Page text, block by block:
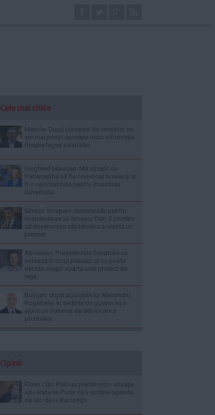
Cele mai citite
Manole: După plecarea din minister, nu
am mai primit aproape nicio informație
despre legea salarizării
Siegfried Mureșan: Mă aștept ca
Parlamentul să fie convocat în iulie și ar
fi o oportunitate pentru învestirea
Guvernului
Simion: Începem demersurile pentru
suspendarea lui Nicușor Dan; îl somăm
să desemneze săptămâna aceasta un
premier
Abrudean: Președintele Senatului nu
votează în locul plenului și nu poate
decide singur soarta unui proiect de
lege
Bolojan, după acuzațiile lui Alexandru
Rogobete: În ședința de guvern nu a
ajuns un material de deblocare a
posturilor
Opinii
Florin Cîţu: PSD nu pierde nicio situaţie
să-i arate lui Putin că îi susţine agenda
de aici de la Bucureşti